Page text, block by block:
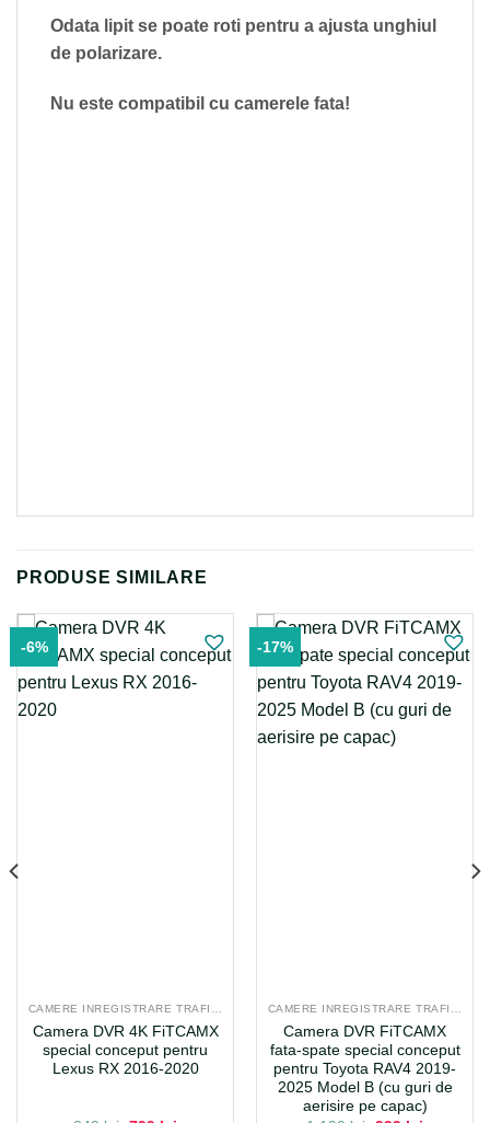
Odata lipit se poate roti pentru a ajusta unghiul
de polarizare.
Nu este compatibil cu camerele fata!
PRODUSE SIMILARE
-6%
Camera DVR 4K FiTCAMX
special conceput pentru
Lexus RX 2016-2020
-17%
Camera DVR FiTCAMX
fata-spate special conceput
pentru Toyota RAV4 2019-
2025 Model B (cu guri de
aerisire pe capac)